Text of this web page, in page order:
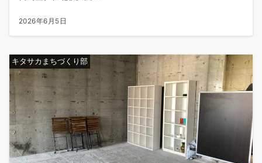
2026年6月5日
キタサカまちづくり部